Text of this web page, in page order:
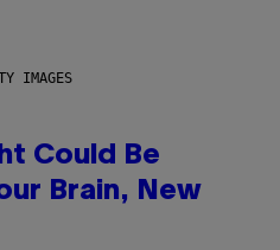
IMAGES
Could Be
Brain, New